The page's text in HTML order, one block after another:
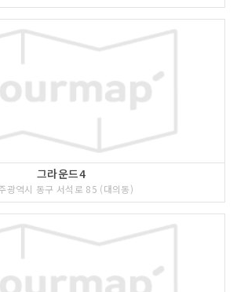
그라운드4
광역시 동구 서석로 85 (대의동)